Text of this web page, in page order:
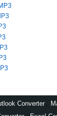
Converter,